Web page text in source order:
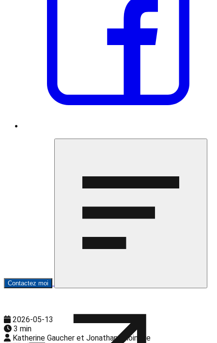
Contactez moi
2026-05-13
3 min
Katherine Gaucher et Jonathan Choinière